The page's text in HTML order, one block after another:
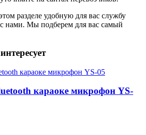
разделе удобную для вас службу
с нами. Мы подберем для вас самый
караоке микрофон YS-